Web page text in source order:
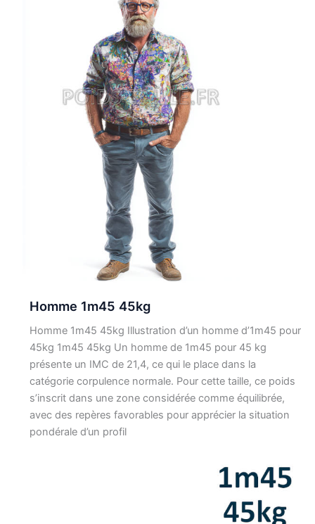
Homme 1m45 45kg
Homme 1m45 45kg Illustration d’un homme d’1m45 pour
45kg 1m45 45kg Un homme de 1m45 pour 45 kg
présente un IMC de 21,4, ce qui le place dans la
catégorie corpulence normale. Pour cette taille, ce poids
s’inscrit dans une zone considérée comme équilibrée,
avec des repères favorables pour apprécier la situation
pondérale d’un profil